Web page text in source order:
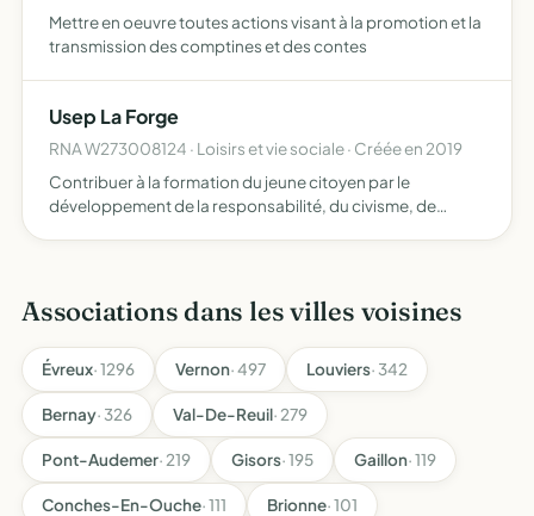
Mettre en oeuvre toutes actions visant à la promotion et la
transmission des comptines et des contes
Usep La Forge
RNA W273008124 · Loisirs et vie sociale · Créée en 2019
Contribuer à la formation du jeune citoyen par le
développement de la responsabilité, du civisme, de
Associations dans les villes voisines
Évreux· 1296 Vernon· 497 Louviers· 342
Bernay· 326 Val-De-Reuil· 279
Pont-Audemer· 219 Gisors· 195 Gaillon· 119
Conches-En-Ouche· 111 Brionne· 101